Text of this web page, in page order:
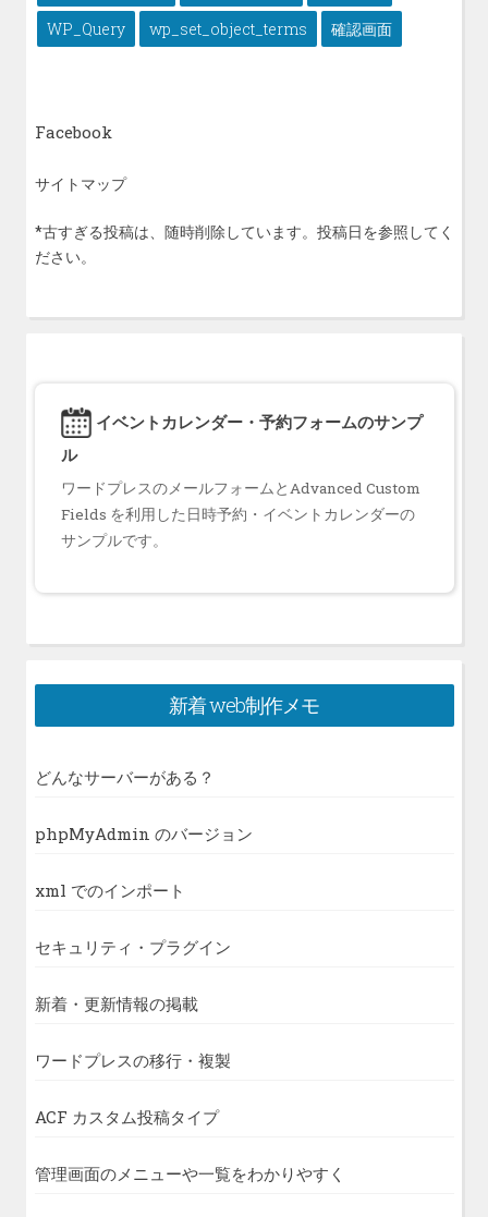
WP_Query
wp_set_object_terms 確認画面
Facebook
サイトマップ
*古すぎる投稿は、随時削除しています。投稿日を参照してく
ださい。
イベントカレンダー・予約フォームのサンプ
ル
ワードプレスのメールフォームとAdvanced Custom
Fields を利用した日時予約・イベントカレンダーの
サンプルです。
新着 web制作メモ
どんなサーバーがある？
phpMyAdmin のバージョン
xml でのインポート
セキュリティ・プラグイン
新着・更新情報の掲載
ワードプレスの移行・複製
ACF カスタム投稿タイプ
管理画面のメニューや一覧をわかりやすく